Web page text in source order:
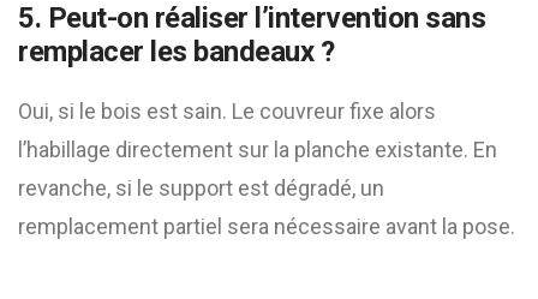
5. Peut-on réaliser l’intervention sans
remplacer les bandeaux ?
Oui, si le bois est sain. Le couvreur fixe alors
l’habillage directement sur la planche existante. En
revanche, si le support est dégradé, un
remplacement partiel sera nécessaire avant la pose.